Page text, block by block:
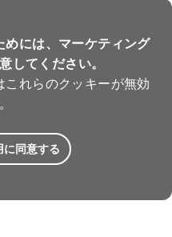
めには、マーケティング
してください。
れらのクッキーが無効
に同意する